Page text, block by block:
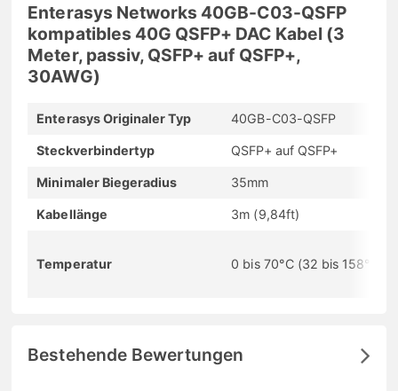
Enterasys Networks 40GB-C03-QSFP
kompatibles 40G QSFP+ DAC Kabel (3
Meter, passiv, QSFP+ auf QSFP+,
30AWG)
Enterasys Originaler Typ 40GB-C03-QSFP
Steckverbindertyp QSFP+ auf QSFP+
Minimaler Biegeradius 35mm
Kabellänge 3m (9,84ft)
Temperatur 0 bis 70°C (32 bis 158°F)
Bestehende Bewertungen